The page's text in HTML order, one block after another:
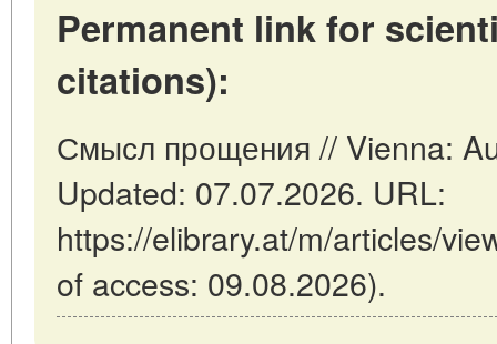
Permanent link for
citations):
Смысл прощения // Vienna:
Updated: 07.07.2026. URL:
https://elibrary.at/m/articles/
of access: 09.08.2026).